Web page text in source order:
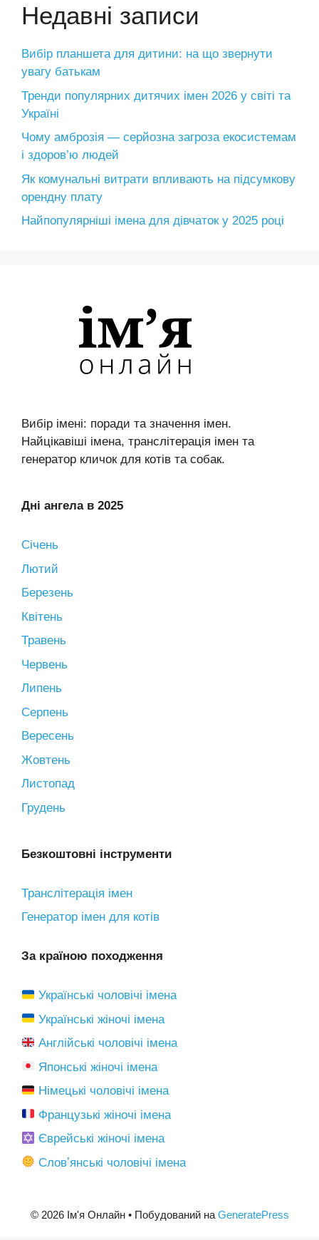
Недавні записи
Вибір планшета для дитини: на що звернути
увагу батькам
Тренди популярних дитячих імен 2026 у світі та
Україні
Чому амброзія — серйозна загроза екосистемам
і здоров’ю людей
Як комунальні витрати впливають на підсумкову
орендну плату
Найпопулярніші імена для дівчаток у 2025 році
Вибір імені: поради та значення імен.
Найцікавіші імена, транслітерація імен та
генератор кличок для котів та собак.
Дні ангела в 2025
Січень
Лютий
Березень
Квітень
Травень
Червень
Липень
Серпень
Вересень
Жовтень
Листопад
Грудень
Безкоштовні інструменти
Транслітерація імен
Генератор імен для котів
За країною походження
Українські чоловічі імена
Українські жіночі імена
Англійські чоловічі імена
Японські жіночі імена
Німецькі чоловічі імена
Французькі жіночі імена
Єврейські жіночі імена
Словʼянські чоловічі імена
© 2026 Ім'я Онлайн• Побудований на GeneratePress